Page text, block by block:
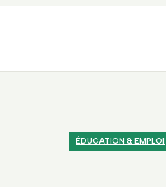
ÉDUCATION & EMPLOI